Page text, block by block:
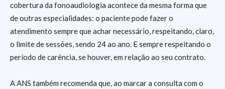
cobertura da fonoaudiologia acontece da mesma forma que
de outras especialidades: o paciente pode fazer o
atendimento sempre que achar necessário, respeitando, claro,
o limite de sessões, sendo 24 ao ano. E sempre respeitando o
período de carência, se houver, em relação ao seu contrato.
A ANS também recomenda que, ao marcar a consulta com o